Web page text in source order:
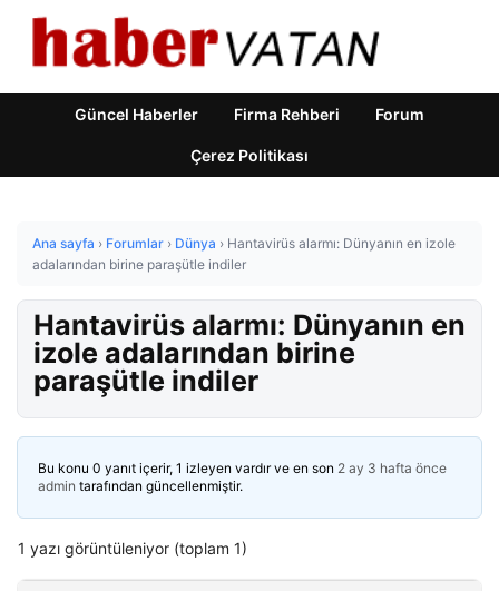
Güncel Haberler Firma Rehberi Forum
Çerez Politikası
Ana sayfa › Forumlar › Dünya › Hantavirüs alarmı: Dünyanın en izole
adalarından birine paraşütle indiler
Hantavirüs alarmı: Dünyanın en
izole adalarından birine
paraşütle indiler
Bu konu 0 yanıt içerir, 1 izleyen vardır ve en son 2 ay 3 hafta önce
admin tarafından güncellenmiştir.
1 yazı görüntüleniyor (toplam 1)